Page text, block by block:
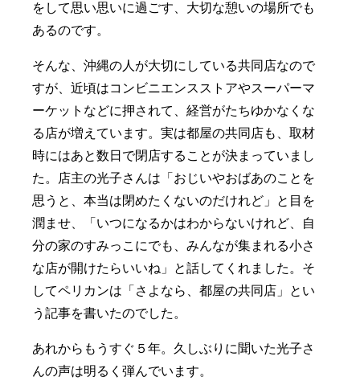
をして思い思いに過ごす、大切な憩いの場所でも
あるのです。
そんな、沖縄の人が大切にしている共同店なので
すが、近頃はコンビニエンスストアやスーパーマ
ーケットなどに押されて、経営がたちゆかなくな
る店が増えています。実は都屋の共同店も、取材
時にはあと数日で閉店することが決まっていまし
た。店主の光子さんは「おじいやおばあのことを
思うと、本当は閉めたくないのだけれど」と目を
潤ませ、「いつになるかはわからないけれど、自
分の家のすみっこにでも、みんなが集まれる小さ
な店が開けたらいいね」と話してくれました。そ
してペリカンは「さよなら、都屋の共同店」とい
う記事を書いたのでした。
あれからもうすぐ５年。久しぶりに聞いた光子さ
んの声は明るく弾んでいます。